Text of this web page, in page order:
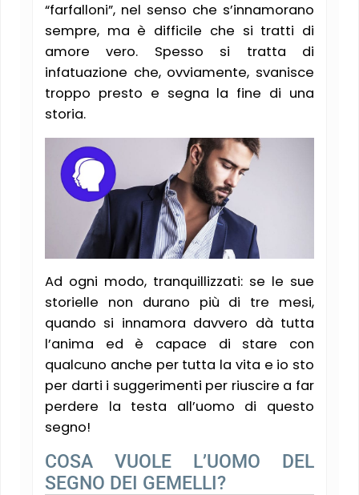
“farfalloni”, nel senso che s’innamorano
sempre, ma è difficile che si tratti di
amore vero. Spesso si tratta di
infatuazione che, ovviamente, svanisce
troppo presto e segna la fine di una
storia.
Ad ogni modo, tranquillizzati: se le sue
storielle non durano più di tre mesi,
quando si innamora davvero dà tutta
l’anima ed è capace di stare con
qualcuno anche per tutta la vita e io sto
per darti i suggerimenti per riuscire a far
perdere la testa all’uomo di questo
segno!
COSA VUOLE L’UOMO DEL
SEGNO DEI GEMELLI?